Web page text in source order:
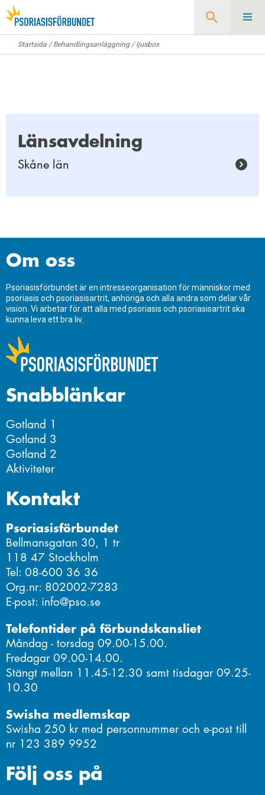
Sök
Startsida /Behandlingsanläggning/ljusbox
Länsavdelning
Skåne län
Om oss
Psoriasisförbundet är en intresseorganisation för människor med
psoriasis och psoriasisartrit, anhöriga och alla andra som delar vår
vision. Vi arbetar för att alla med psoriasis och psoriasisartrit ska
kunna leva ett bra liv.
Kontakt
Psoriasisförbundet
Bellmansgatan 30, 1 tr
118 47 Stockholm
Tel: 08-600 36 36
Org.nr: 802002-7283
E-post: info@pso.se
Telefontider på förbundskansliet
Måndag - torsdag 09.00-15.00.
Fredagar 09.00-14.00.
Stängt mellan 11.45-12.30 samt tisdagar 09.25-
10.30
Swisha medlemskap
Swisha 250 kr med personnummer och e-post till
nr 123 389 9952
Snabblänkar
Gotland 1
Gotland 3
Gotland 2
Aktiviteter
Följ oss på